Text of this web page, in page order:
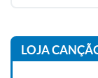
LOJA